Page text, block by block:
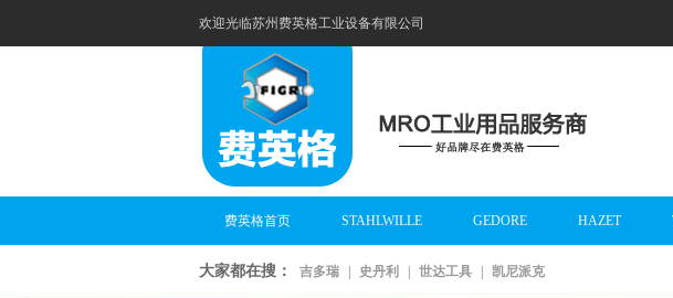
欢迎光临苏州费英格工业设备有限公司
费英格首页 STAHLWILLE GEDORE HAZET
大家都在搜： 吉多瑞 史丹利 世达工具 凯尼派克